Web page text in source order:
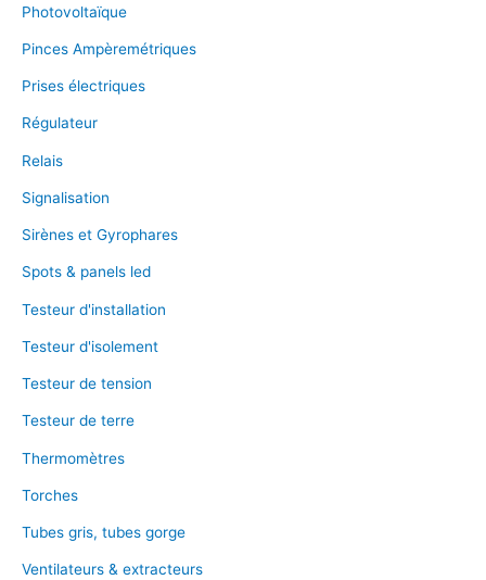
Photovoltaïque
Pinces Ampèremétriques
Prises électriques
Régulateur
Relais
Signalisation
Sirènes et Gyrophares
Spots & panels led
Testeur d'installation
Testeur d'isolement
Testeur de tension
Testeur de terre
Thermomètres
Torches
Tubes gris, tubes gorge
Ventilateurs & extracteurs